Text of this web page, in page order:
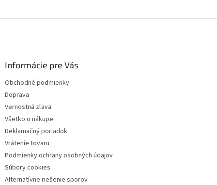
Informácie pre Vás
Obchodné podmienky
Doprava
Vernostná zľava
Všetko o nákupe
Reklamačný poriadok
Vrátenie tovaru
Podmienky ochrany osobných údajov
Súbory cookies
Alternatívne riešenie sporov